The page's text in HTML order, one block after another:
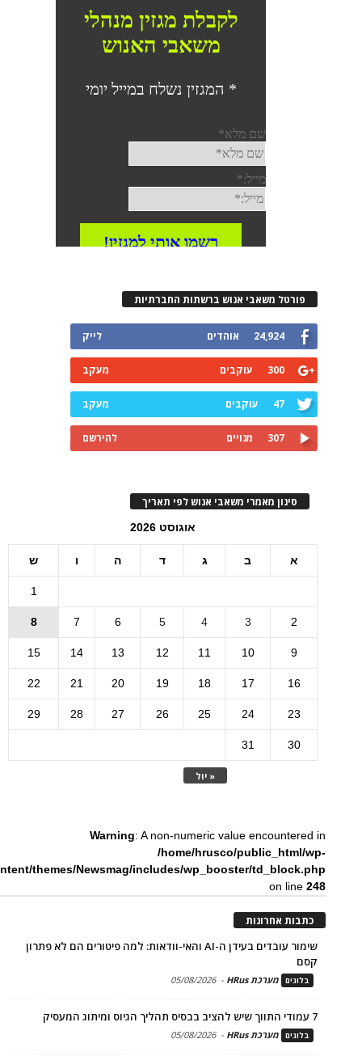
פורטל משאבי אנוש ברשתות החברתיות
24,924 אוהדים לייק
300 עוקבים מעקב
47 עוקבים מעקב
307 מנויים להירשם
סינון מאמרי משאבי אנוש לפי תאריך
אוגוסט 2026
א ב ג ד ה ו ש
« יול
1
2
3
4
5
6
7
8
9
10
11
12
13
14
15
16
17
18
19
20
21
22
23
24
25
26
27
28
29
30
31
Warning: A non-numeric value encountered in
/home/hrusco/public_html/wp-
themes/Newsmag/includes/wp_booster/td_block.php
on line248
כתבות אחרונות
שימור עובדים בעידן ה-AI והאי-וודאות: למה פיטורים הם לא פתרון
קסם
בלוגים מערכת HRus -
05/08/2026
7 עמודי התווך שיש להציב בבסיס תהליך הגיוס ומיתוג המעסיק
בלוגים מערכת HRus -
05/08/2026